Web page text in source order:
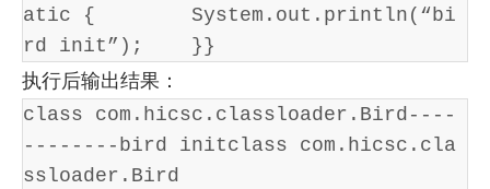
atic {        System.out.println(“bi
rd init”);    }}
执行后输出结果：
class com.hicsc.classloader.Bird----
--------bird initclass com.hicsc.cla
ssloader.Bird